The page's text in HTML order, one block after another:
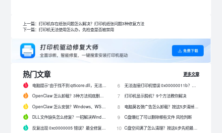
上一篇：打印机存在纸张问题怎么解决？打印机纸张问题3种修复方法
下一篇：打印机无法使用怎么办，先检查是否被禁用
热门文章
更多文章
电脑提示“由于找不到 qt5core.dll，无法继续执行代码”？4 招快速修复！
OpenClaw 怎么卸载？3种方法彻底删除 OpenClaw 及残留数据
OpenClaw 怎么安装？Windows、WSL2 和网关配置完整教程
DLL文件缺失怎么修复？一招解决Windows启动报错问题！
反复出现 0xc0000005 错误？最全修复教程来了！
6
7 打印机显示脱机？9个方法教你解决
8
9 C盘爆红了可以删除哪些文件 风险判断
10